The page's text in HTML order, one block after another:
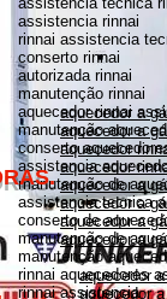
aquecedor
aquecedor
aquecedor a
aquecedor a
aquecedor
aquecedor
aquecedor a
aquecedor a
aquecedor a
aquecedor a
assistencia rinnai
rinnai assistencia
conserto rinnai
autorizada rinnai
manutenção rinnai
aquecedor rinnai
manutenção
conserto
assistencia
manutenção de
assistencia tecnica
conserto de
manutenção de
manutenção
rinnai aquecedores
rinnai assistencia